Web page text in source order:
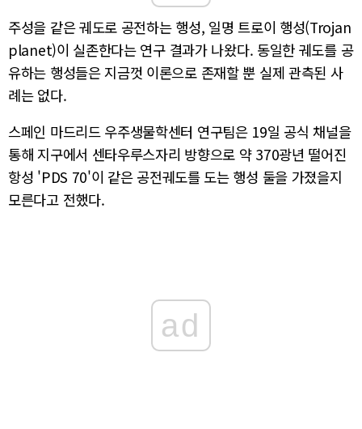
주성을 같은 궤도로 공전하는 행성, 일명 트로이 행성(Trojan
planet)이 실존한다는 연구 결과가 나왔다. 동일한 궤도를 공
유하는 행성들은 지금껏 이론으로 존재할 뿐 실제 관측된 사
례는 없다.
스페인 마드리드 우주생물학센터 연구팀은 19일 공식 채널을
통해 지구에서 센타우루스자리 방향으로 약 370광년 떨어진
항성 'PDS 70'이 같은 공전궤도를 도는 행성 둘을 가졌을지
모른다고 전했다.
ad